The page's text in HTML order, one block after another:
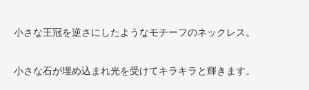
小さな王冠を逆さにしたようなモチーフのネックレス。
小さな石が埋め込まれ光を受けてキラキラと輝きます。